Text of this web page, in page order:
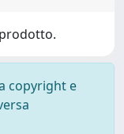
copyright e